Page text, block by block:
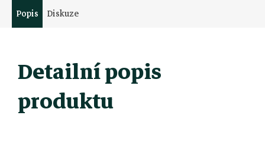
Popis Diskuze
Detailní popis
produktu